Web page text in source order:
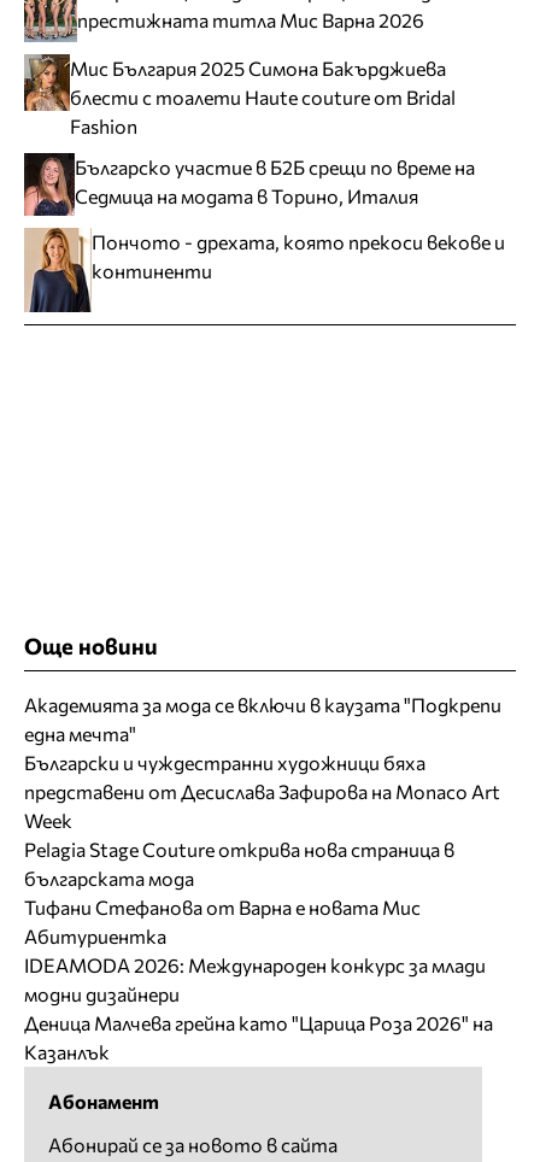
престижната титла Мис Варна 2026
Мис България 2025 Симона Бакърджиева
блести с тоалети Haute couture от Bridal
Fashion
Българско участие в Б2Б срещи по време на
Седмица на модата в Торино, Италия
Пончото - дрехата, която прекоси векове и
континенти
Още новини
Академията за мода се включи в каузата "Подкрепи
една мечта"
Български и чуждестранни художници бяха
представени от Десислава Зафирова на Monaco Art
Week
Pelagia Stage Couture открива нова страница в
българската мода
Тифани Стефанова от Варна е новата Мис
Абитуриентка
IDEAMODA 2026: Международен конкурс за млади
модни дизайнери
Деница Малчева грейна като "Царица Роза 2026" на
Казанлък
Абонамент
Абонирай се за новото в сайта